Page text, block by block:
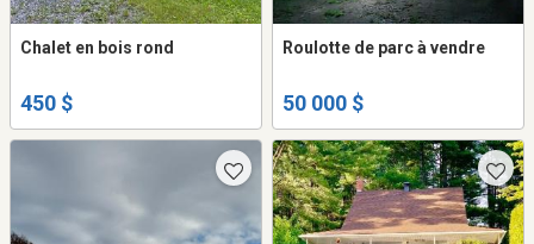
Chalet en bois rond
450 $
Roulotte de parc à vendre
50 000 $